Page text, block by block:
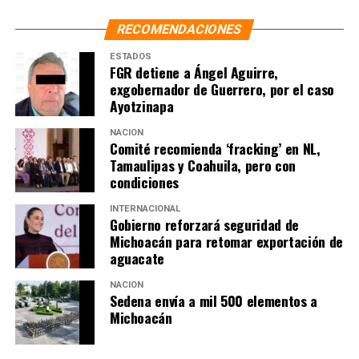
RECOMENDACIONES
ESTADOS
FGR detiene a Ángel Aguirre,
exgobernador de Guerrero, por el caso
Ayotzinapa
NACIÓN
Comité recomienda ‘fracking’ en NL,
Tamaulipas y Coahuila, pero con
condiciones
INTERNACIONAL
Gobierno reforzará seguridad de
Michoacán para retomar exportación de
aguacate
NACIÓN
Sedena envía a mil 500 elementos a
Michoacán